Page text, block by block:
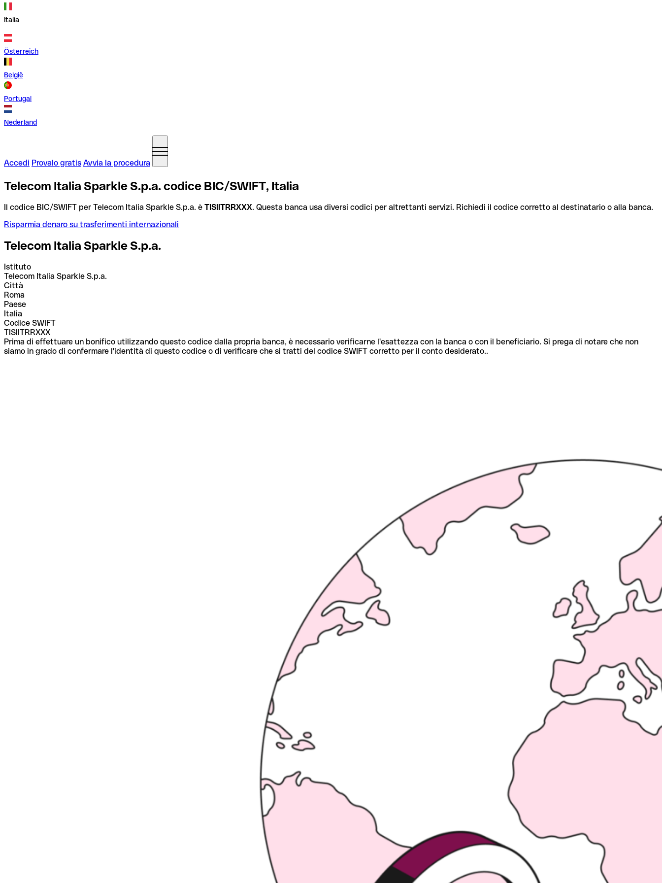
Italia
Österreich
België
Portugal
Nederland
Accedi Provalo gratis Avvia la procedura
Telecom Italia Sparkle S.p.a. codice BIC/SWIFT, Italia
Il codice BIC/SWIFT per Telecom Italia Sparkle S.p.a. è TISIITRRXXX. Questa banca usa diversi codici per altrettanti servizi. Richiedi il codice corretto al destinatario o alla banca.
Risparmia denaro su trasferimenti internazionali
Telecom Italia Sparkle S.p.a.
Istituto
Telecom Italia Sparkle S.p.a.
Città
Roma
Paese
Italia
Codice SWIFT
TISIITRRXXX
Prima di effettuare un bonifico utilizzando questo codice dalla propria banca, è necessario verificarne l'esattezza con la banca o con il beneficiario. Si prega di notare che non
siamo in grado di confermare l'identità di questo codice o di verificare che si tratti del codice SWIFT corretto per il conto desiderato..